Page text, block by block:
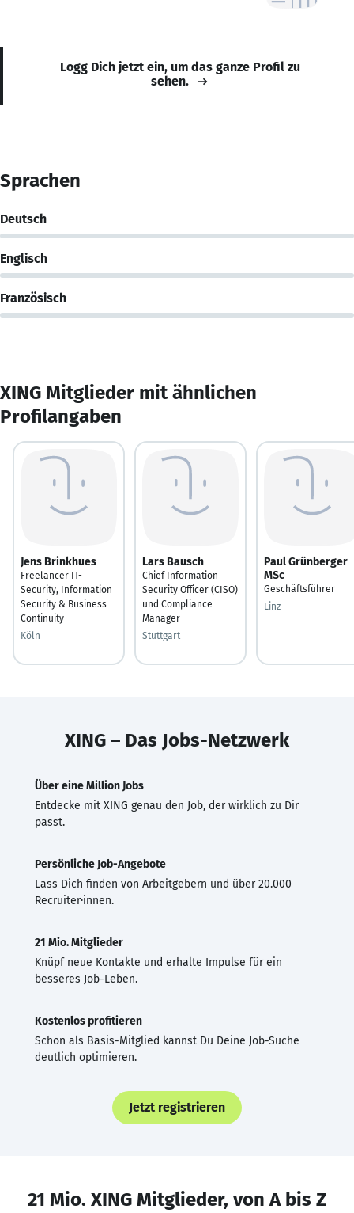
Logg Dich jetzt ein, um das ganze Profil zu
sehen.
Sprachen
Deutsch
Englisch
Französisch
XING Mitglieder mit ähnlichen
Profilangaben
Jens Brinkhues
Freelancer IT-
Security, Information
Security & Business
Continuity
Köln
Lars Bausch
Chief Information
Security Officer (CISO)
und Compliance
Manager
Stuttgart
Paul Grünberger
MSc
Geschäftsführer
Linz
XING – Das Jobs-Netzwerk
Über eine Million Jobs
Entdecke mit XING genau den Job, der wirklich zu Dir
passt.
Persönliche Job-Angebote
Lass Dich finden von Arbeitgebern und über 20.000
Recruiter·innen.
21 Mio. Mitglieder
Knüpf neue Kontakte und erhalte Impulse für ein
besseres Job-Leben.
Kostenlos profitieren
Schon als Basis-Mitglied kannst Du Deine Job-Suche
deutlich optimieren.
Jetzt registrieren
21 Mio. XING Mitglieder, von A bis Z